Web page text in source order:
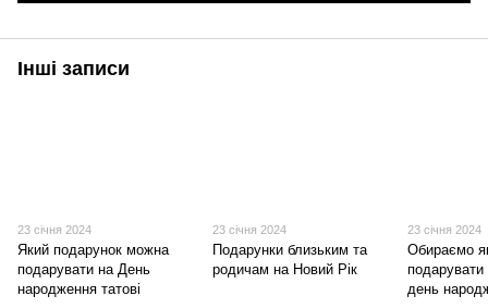
Інші записи
23 січня 2024
Який подарунок можна
подарувати на День
народження татові
23 січня 2024
Подарунки близьким та
родичам на Новий Рік
23 січня 2024
Обираємо
подарувати
день